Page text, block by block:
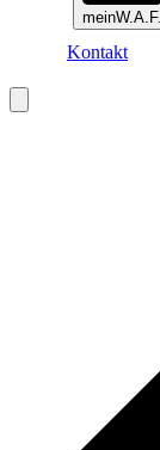
meinW.A.F.
Kontakt